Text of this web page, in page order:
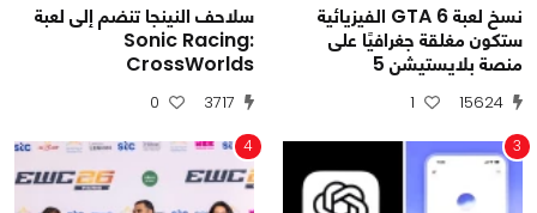
نسخ لعبة GTA 6 الفيزيائية
ستكون مغلقة جغرافيًا على
منصة بلايستيشن 5
15624
1
سلاحف النينجا تنضم إلى لعبة
Sonic Racing:
CrossWorlds
3717
0
3
4